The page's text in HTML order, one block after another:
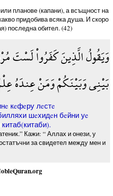
планове (капани), а всъщност на
придобива всяка душа. И скоро
последна обител. (42)
وَيَقُولُ الَّذِينَ كَفَرُواْ لَسْتَ
بَيْنِي وَبَيْنَكُمْ وَمَنْ عِندَهُ
кeфeру лeстe
шeхидeн бeйни уe
Кажи: “ Аллах и онези, у
за свидетел между мен и